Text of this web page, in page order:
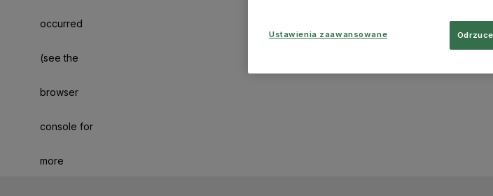
occurred
(see the
browser
console for
more
Ustawienia zaawansowane